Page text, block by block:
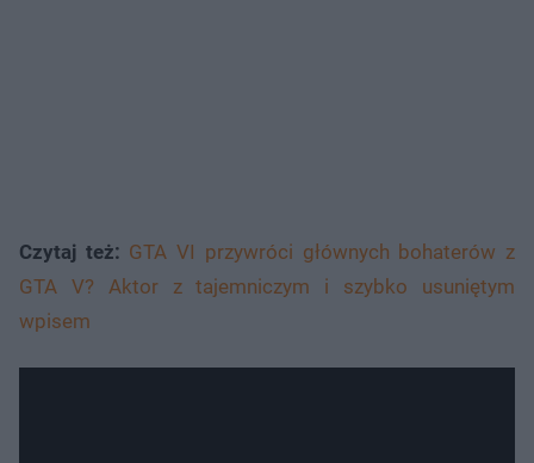
Czytaj też: GTA VI przywróci głównych bohaterów z
GTA V? Aktor z tajemniczym i szybko usuniętym
wpisem